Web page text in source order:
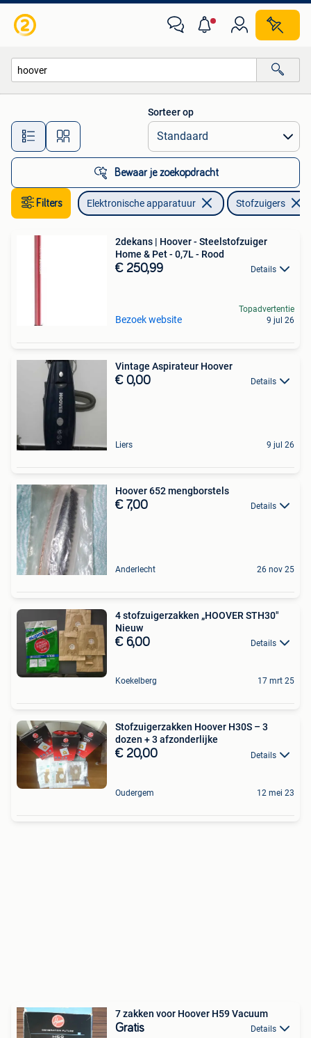
Alle afstanden…
Sorteer op
Bewaar je zoekopdracht
Filters Elektronische apparatuur Stofzuigers
2dekans | Hoover - Steelstofzuiger
Home & Pet - 0,7L - Rood
€ 250,99 Details
Bezoek website
Topadvertentie
9 jul 26
Vintage Aspirateur Hoover
€ 0,00 Details
Liers 9 jul 26
Hoover 652 mengborstels
€ 7,00 Details
Anderlecht 26 nov 25
4 stofzuigerzakken „HOOVER STH30"
Nieuw
€ 6,00 Details
Koekelberg 17 mrt 25
Stofzuigerzakken Hoover H30S – 3
dozen + 3 afzonderlijke
€ 20,00 Details
Oudergem 12 mei 23
7 zakken voor Hoover H59 Vacuum
Gratis Details